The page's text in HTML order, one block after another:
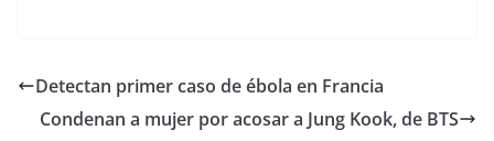
e
b
er l s
A
e
n
gr
a
p
ar
Detectan primer caso de ébola en Francia
Condenan a mujer por acosar a Jung Kook, de BTS